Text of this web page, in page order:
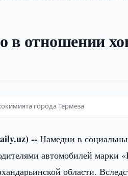
в отношении
города Термеза
--Намедни в
автомобилей марки
области.